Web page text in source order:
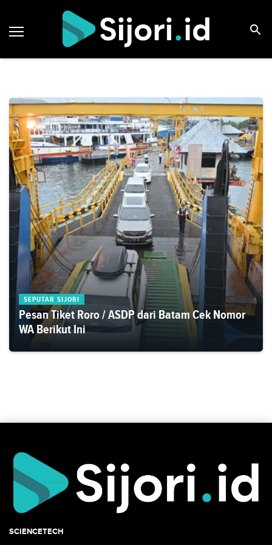
SEPUTAR SIJORI
Pesan Tiket Roro / ASDP dari Batam Cek Nomor
WA Berikut Ini
SCIENCETECH